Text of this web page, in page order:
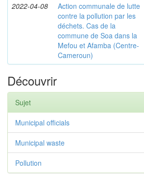
2022-04-08
Action communale de lutte
contre la pollution par les
déchets. Cas de la
commune de Soa dans la
Mefou et Afamba (Centre-
Cameroun)
Découvrir
Sujet
Municipal officials
Municipal waste
Pollution